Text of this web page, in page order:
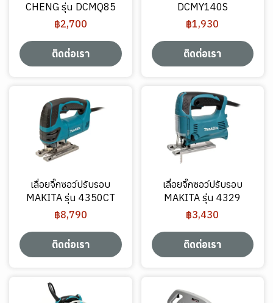
CHENG รุ่น DCMQ85
฿2,700
ติดต่อเรา
DCMY140S
฿1,930
ติดต่อเรา
เลื่อยจิ๊กซอว์ปรับรอบ
MAKITA รุ่น 4350CT
฿8,790
ติดต่อเรา
เลื่อยจิ๊กซอว์ปรับรอบ
MAKITA รุ่น 4329
฿3,430
ติดต่อเรา